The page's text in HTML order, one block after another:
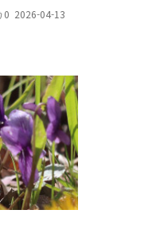
0 2026-04-13